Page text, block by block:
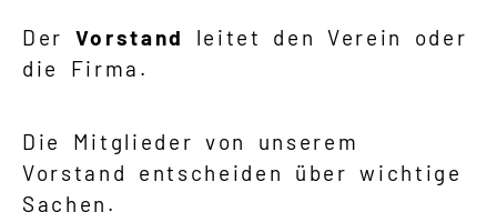
Der Vorstand
leitet den Verein oder
die Firma.
Die Mitglieder von unserem
Vorstand entscheiden über wichtige
Sachen.